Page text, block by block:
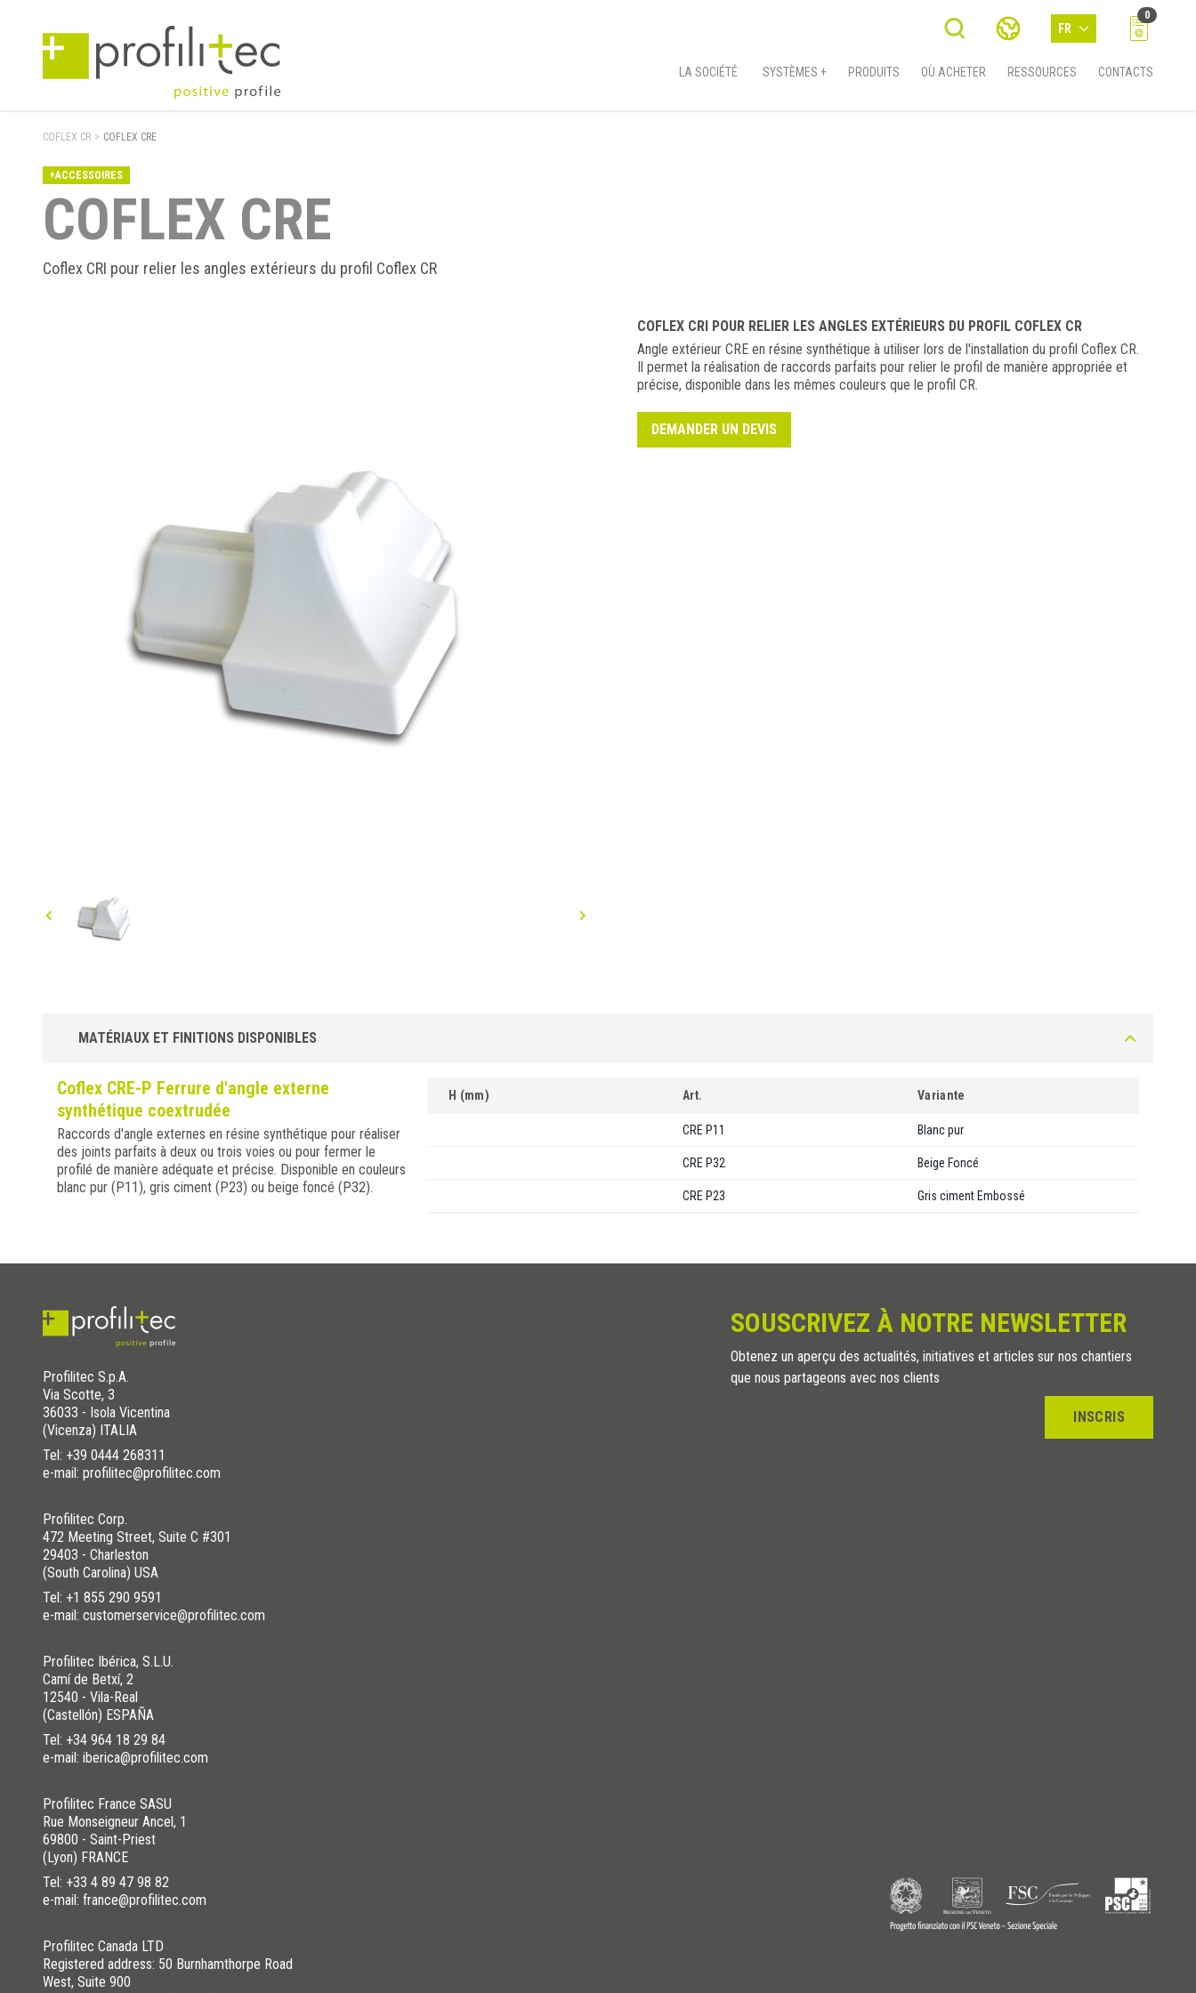
FR
0
LA SOCIÉTÉ SYSTÈMES + PRODUITS OÙ ACHETER RESSOURCES CONTACTS
COFLEX CR > COFLEX CRE
+ACCESSOIRES
COFLEX CRE
Coflex CRI pour relier les angles extérieurs du profil Coflex CR
COFLEX CRI POUR RELIER LES ANGLES EXTÉRIEURS DU PROFIL COFLEX CR
Angle extérieur CRE en résine synthétique à utiliser lors de l'installation du profil Coflex CR.
Il permet la réalisation de raccords parfaits pour relier le profil de manière appropriée et
précise, disponible dans les mêmes couleurs que le profil CR.
DEMANDER UN DEVIS
MATÉRIAUX ET FINITIONS DISPONIBLES
Coflex CRE-P Ferrure d'angle externe
synthétique coextrudée
Raccords d'angle externes en résine synthétique pour réaliser
des joints parfaits à deux ou trois voies ou pour fermer le
profilé de manière adéquate et précise. Disponible en couleurs
blanc pur (P11), gris ciment (P23) ou beige foncé (P32).
H (mm) Art. Variante
CRE P11 Blanc pur
CRE P32 Beige Foncé
CRE P23 Gris ciment Embossé
Profilitec S.p.A.
Via Scotte, 3
36033 - Isola Vicentina
(Vicenza) ITALIA
Tel: +39 0444 268311
e-mail: profilitec@profilitec.com
Profilitec Corp.
472 Meeting Street, Suite C #301
29403 - Charleston
(South Carolina) USA
Tel: +1 855 290 9591
e-mail: customerservice@profilitec.com
Profilitec Ibérica, S.L.U.
Camí de Betxí, 2
12540 - Vila-Real
(Castellón) ESPAÑA
Tel: +34 964 18 29 84
e-mail: iberica@profilitec.com
Profilitec France SASU
Rue Monseigneur Ancel, 1
69800 - Saint-Priest
(Lyon) FRANCE
Tel: +33 4 89 47 98 82
e-mail: france@profilitec.com
Profilitec Canada LTD
Registered address: 50 Burnhamthorpe Road
West, Suite 900
SOUSCRIVEZ À NOTRE NEWSLETTER
Obtenez un aperçu des actualités, initiatives et articles sur nos chantiers
que nous partageons avec nos clients
INSCRIS